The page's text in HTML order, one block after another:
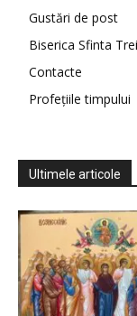
Gustări de post
Biserica Sfinta
Contacte
Profețiile timpului
Ultimele articole